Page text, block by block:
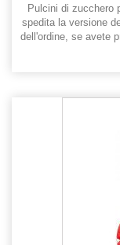
Pulcini di zucchero
spedita la versione
dell'ordine, se avete